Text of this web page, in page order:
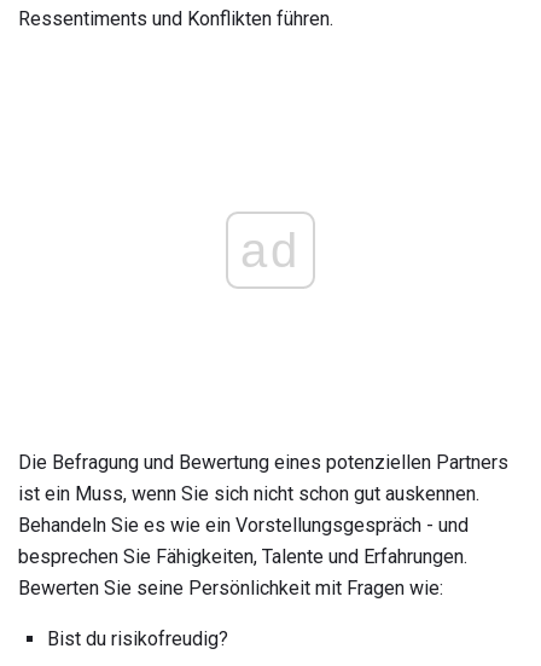
Ressentiments und Konflikten führen.
ad
Die Befragung und Bewertung eines potenziellen Partners
ist ein Muss, wenn Sie sich nicht schon gut auskennen.
Behandeln Sie es wie ein Vorstellungsgespräch - und
besprechen Sie Fähigkeiten, Talente und Erfahrungen.
Bewerten Sie seine Persönlichkeit mit Fragen wie:
Bist du risikofreudig?